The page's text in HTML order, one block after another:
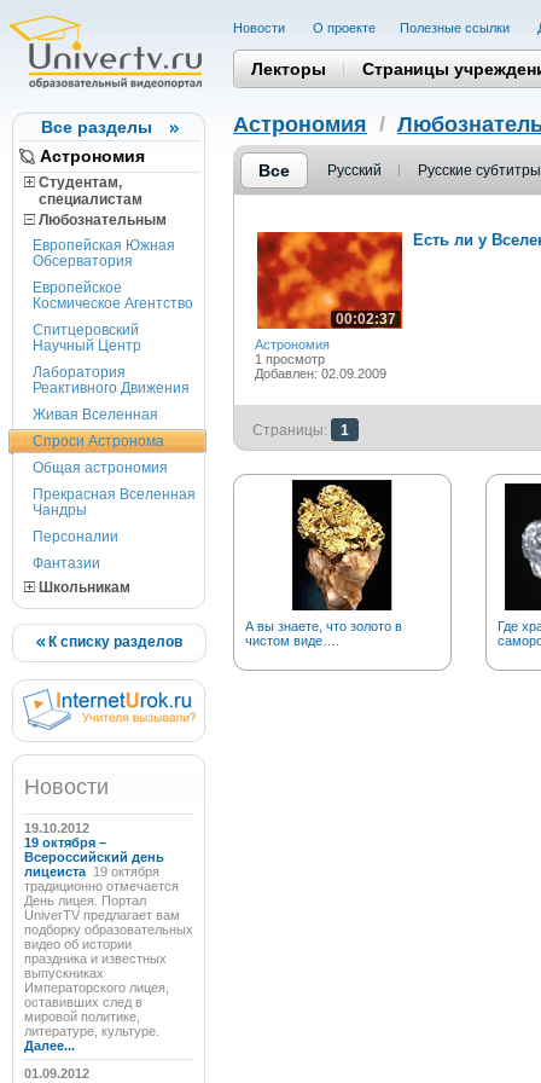
Все разделы
Астрономия
Студентам,
cпециалистам
Любознательным
Европейская Южная
Обсерватория
Европейское
Космическое Агентство
Спитцеровский
Научный Центр
Лаборатория
Реактивного Движения
Живая Вселенная
Спроси Астронома
Общая астрономия
Прекрасная Вселенная
Чандры
Персоналии
Фантазии
Школьникам
К списку разделов
Новости
19.10.2012
19 октября –
Всероссийский день
лицеиста 19 октября
традиционно отмечается
День лицея. Портал
UniverTV предлагает вам
подборку образовательных
видео об истории
праздника и известных
выпускниках
Императорского лицея,
оставивших след в
мировой политике,
литературе, культуре.
Далее...
01.09.2012
Новости О проекте Полезные cсылки
Лекторы Страницы
Астрономия /
Все Русский Русские субтитры
00:02:37
Астрономия
1 просмотр
Добавлен: 02.09.2009
Есть ли у
Страницы: 1
А вы знаете, что золото в
чистом виде….
Где